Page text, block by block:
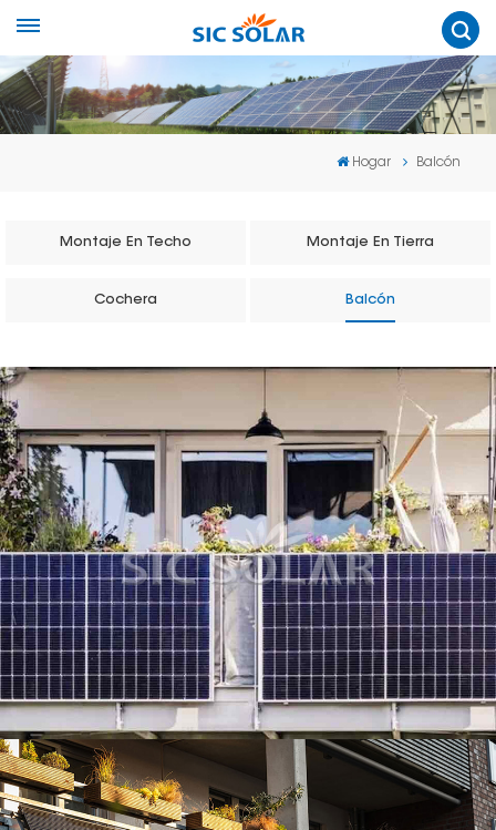
Hogar Balcón
Montaje En Techo Montaje En Tierra
Cochera Balcón